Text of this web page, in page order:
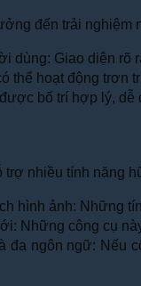
đến trải nghiệm
dùng: Giao diện rõ
thể hoạt động trơn
bố trí hợp lý, dễ
nhiều tính năng
hình ảnh: Những
Những công cụ
đa ngôn ngữ: Nếu